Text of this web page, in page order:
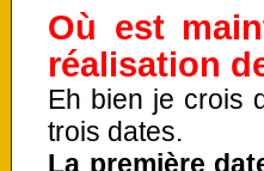
Où est
réalisation
Eh bien je crois
trois dates.
La première